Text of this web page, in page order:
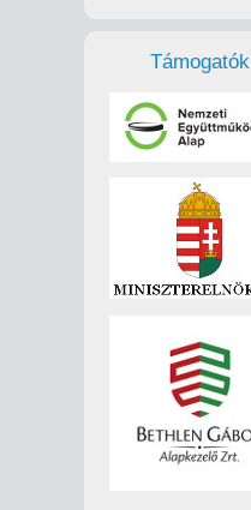
Támogatók